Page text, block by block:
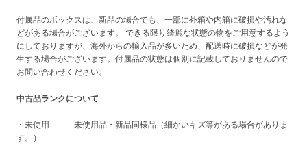
付属品のボックスは、新品の場合でも、一部に外箱や内箱に破損や汚れな
どがある場合がございます。 できる限り綺麗な状態の物をご用意するよう
にしておりますが、海外からの輸入品が多いため、配送時に破損などが発
生する場合がございます。付属品の状態は個別に記載しておりませんので
お問い合わせください。
中古品ランクについて
・未使用 未使用品・新品同様品（細かいキズ等がある場合がありま
す。）